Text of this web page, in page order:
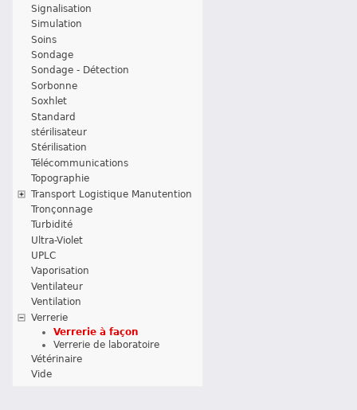
Signalisation
Simulation
Soins
Sondage
Sondage - Détection
Sorbonne
Soxhlet
Standard
stérilisateur
Stérilisation
Télécommunications
Topographie
Transport Logistique Manutention
Tronçonnage
Turbidité
Ultra-Violet
UPLC
Vaporisation
Ventilateur
Ventilation
Verrerie
Verrerie à façon
Verrerie de laboratoire
Vétérinaire
Vide